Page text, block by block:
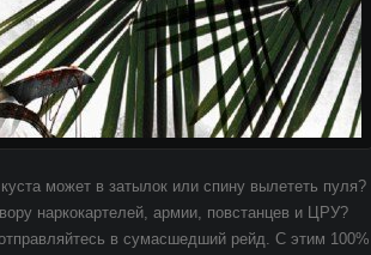
может в затылок или спину вылететь пуля?
наркокартелей, армии, повстанцев и ЦРУ?
в сумасшедший рейд. С этим 100%